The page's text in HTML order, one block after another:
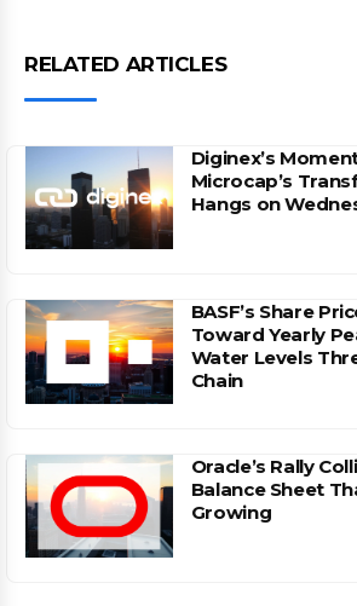
RELATED ARTICLES
Diginex’s
Microcap’s
Hangs on
BASF’s Share
Toward Yearly
Water Levels
Chain
Oracle’s Rally
Balance Sheet
Growing